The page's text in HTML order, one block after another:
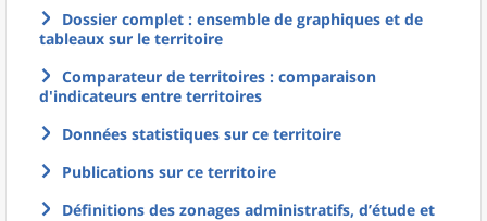
Dossier complet : ensemble de graphiques et de
tableaux sur le territoire
Comparateur de territoires : comparaison
d'indicateurs entre territoires
Données statistiques sur ce territoire
Publications sur ce territoire
Définitions des zonages administratifs, d’étude et